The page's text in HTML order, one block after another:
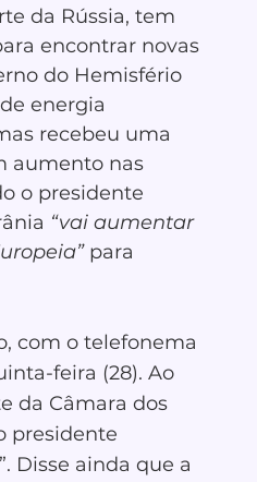
da Rússia, tem
encontrar novas
do Hemisfério
energia
recebeu uma
aumento nas
o presidente
“vai aumentar
para
com o telefonema
feira (28). Ao
da Câmara dos
presidente
Disse ainda que a